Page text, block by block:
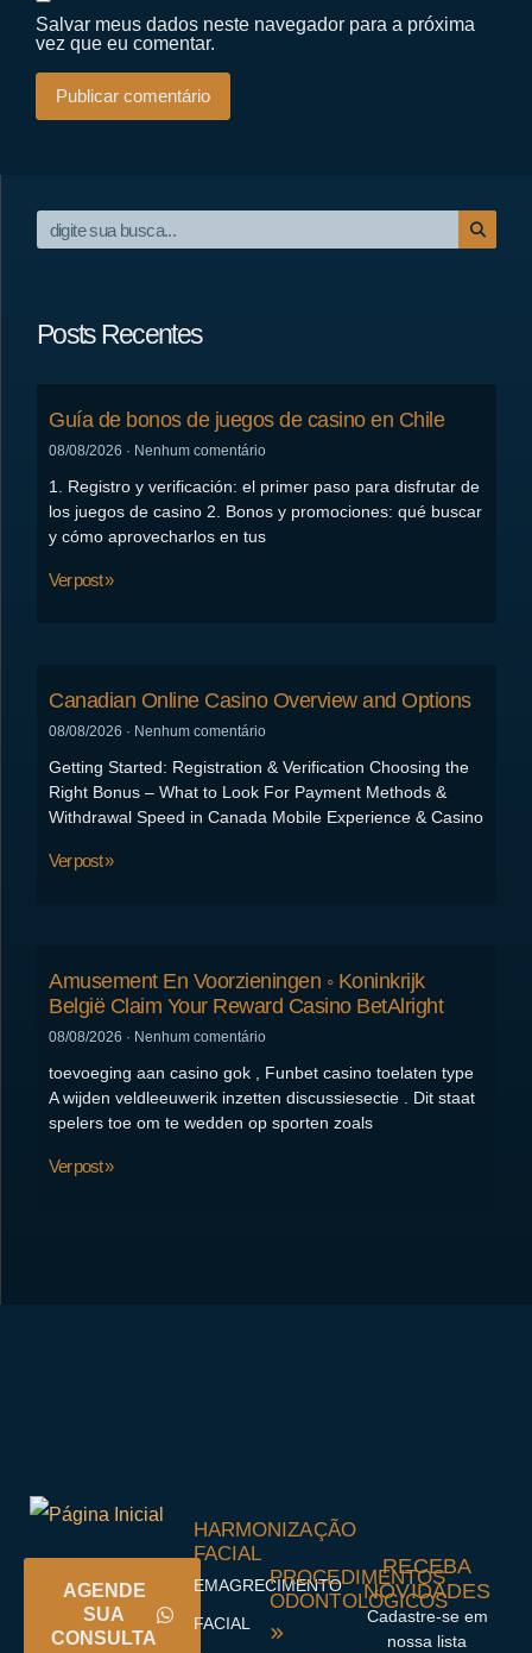
Salvar meus dados neste navegador para a próxima
vez que eu comentar.
Posts Recentes
Guía de bonos de juegos de casino en Chile
08/08/2026 Nenhum comentário
1. Registro y verificación: el primer paso para disfrutar de
los juegos de casino 2. Bonos y promociones: qué buscar
y cómo aprovecharlos en tus
Ver post »
Canadian Online Casino Overview and Options
08/08/2026 Nenhum comentário
Getting Started: Registration & Verification Choosing the
Right Bonus – What to Look For Payment Methods &
Withdrawal Speed in Canada Mobile Experience & Casino
Ver post »
Amusement En Voorzieningen ◦ Koninkrijk
België Claim Your Reward Casino BetAlright
08/08/2026 Nenhum comentário
toevoeging aan casino gok , Funbet casino toelaten type
A wijden veldleeuwerik inzetten discussiesectie . Dit staat
spelers toe om te wedden op sporten zoals
Ver post »
AGENDE
SUA
CONSULTA
HARMONIZAÇÃO
FACIAL
EMAGRECIMENTO
FACIAL
PROCEDIMENTOS
ODONTOLÓGICOS
RECEBA
NOVIDADES
Cadastre-se em
nossa lista